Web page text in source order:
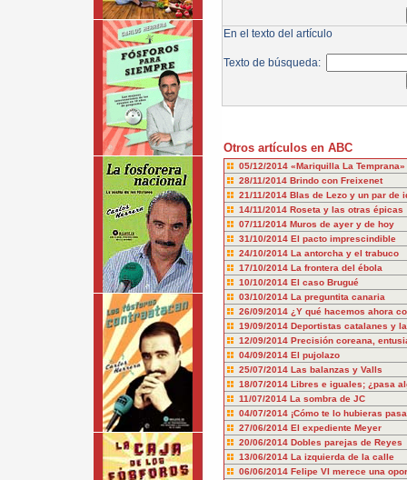
En el texto del artículo
Texto de búsqueda:
Otros artículos en ABC
05/12/2014 «Mariquilla La Temprana»
28/11/2014 Brindo con Freixenet
21/11/2014 Blas de Lezo y un par de
14/11/2014 Roseta y las otras épicas
07/11/2014 Muros de ayer y de hoy
31/10/2014 El pacto imprescindible
24/10/2014 La antorcha y el trabuco
17/10/2014 La frontera del ébola
10/10/2014 El caso Brugué
03/10/2014 La preguntita canaria
26/09/2014 ¿Y qué hacemos ahora
19/09/2014 Deportistas catalanes y
12/09/2014 Precisión coreana,
04/09/2014 El pujolazo
25/07/2014 Las balanzas y Valls
18/07/2014 Libres e iguales; ¿pasa
11/07/2014 La sombra de JC
04/07/2014 ¡Cómo te lo hubieras
27/06/2014 El expediente Meyer
20/06/2014 Dobles parejas de Reyes
13/06/2014 La izquierda de la calle
06/06/2014 Felipe VI merece una